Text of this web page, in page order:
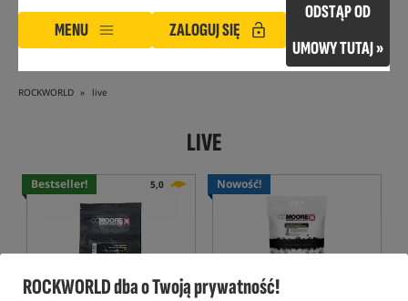
ROCKWORLD dba o Twoją prywatność!
MENU ZALOGUJ SIĘ
ODSTĄP OD
UMOWY TUTAJ »
ROCKWORLD live
LIVE
Bestseller! 5,0 Nowość!